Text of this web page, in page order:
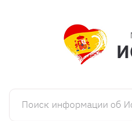
Поиск информации об Испании